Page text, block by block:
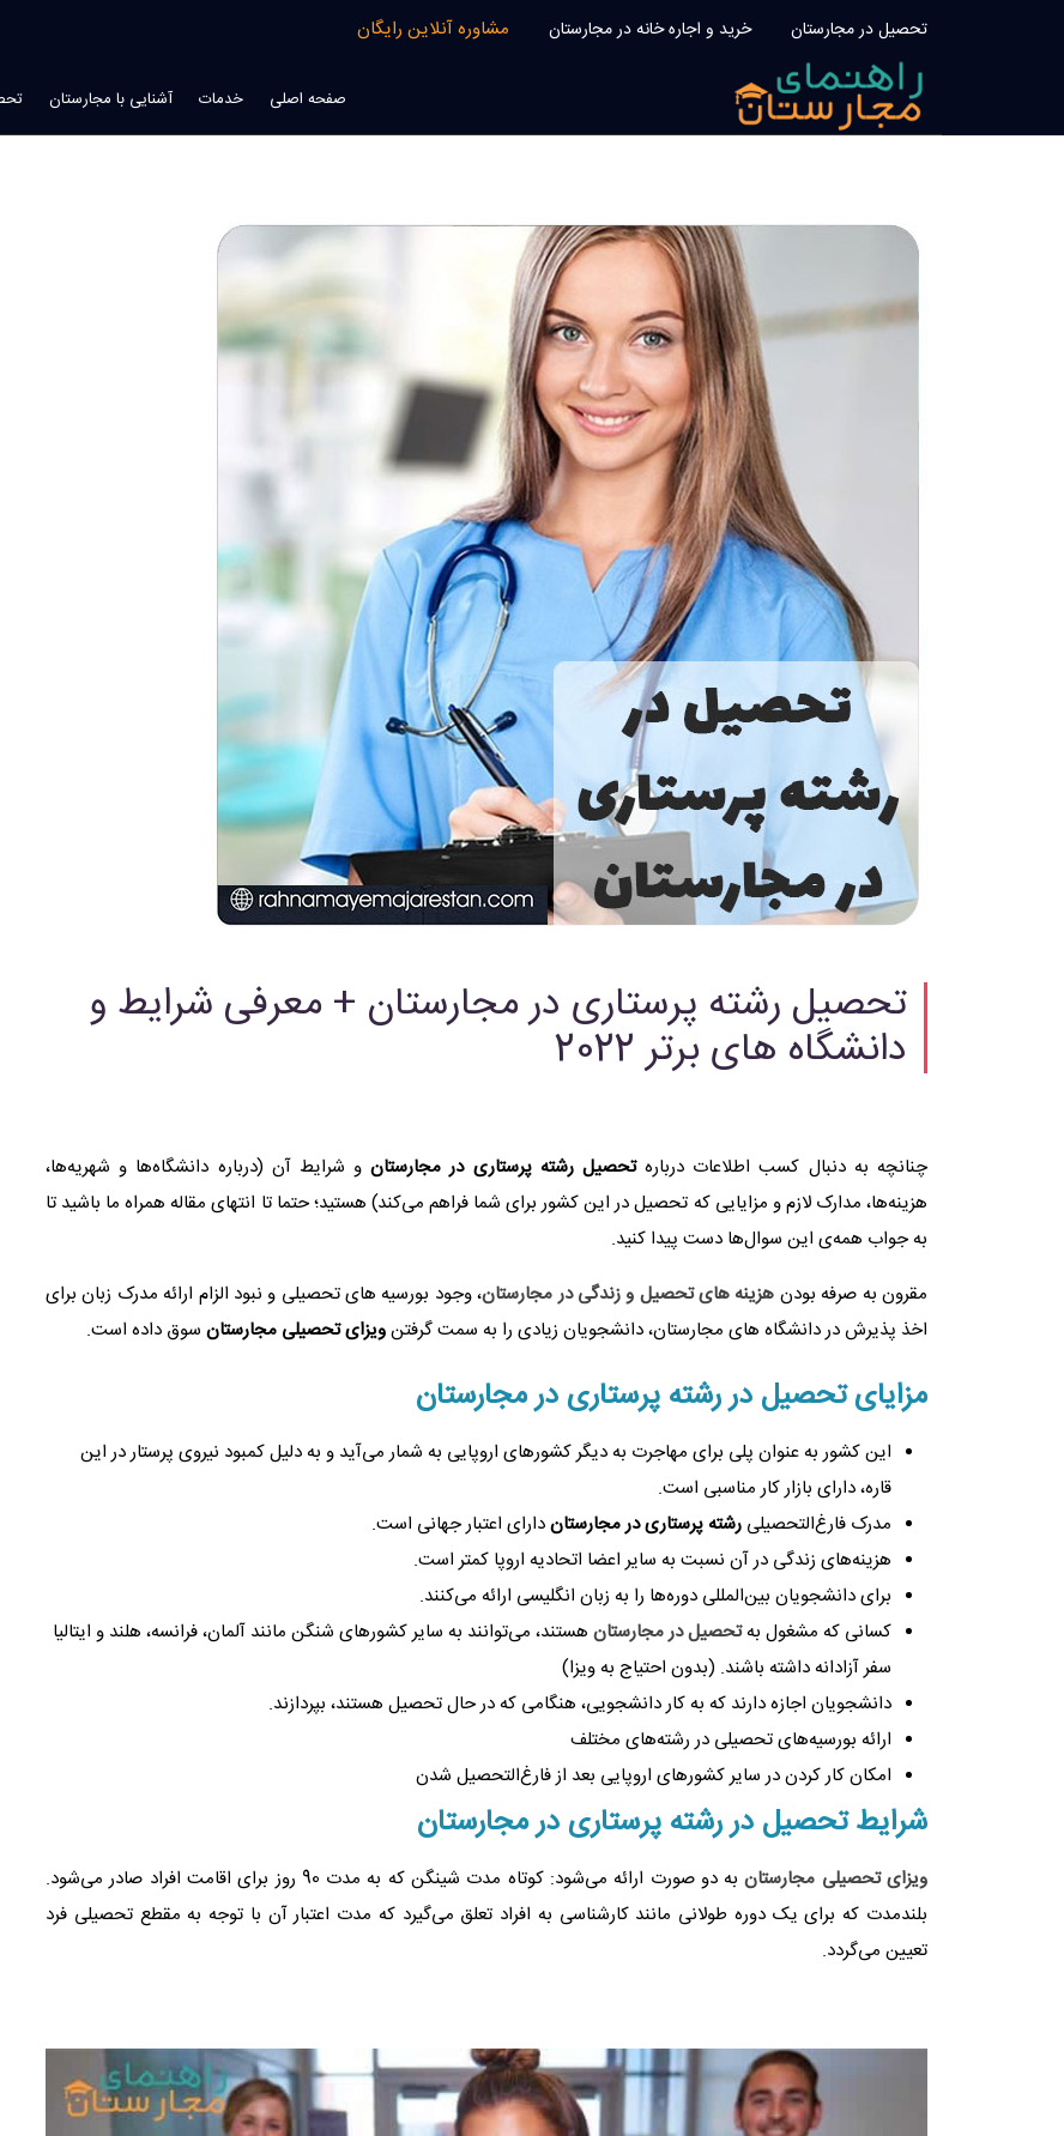
تحصیل در مجارستان خرید و اجاره خانه در مجارستان مشاوره آنلاین رایگان
صفحه اصلی خدمات آشنایی با مجارستان
تحصیل رشته پرستاری در مجارستان + معرفی شرایط و
دانشگاه های برتر 2022
چنانچه به دنبال کسب اطلاعات دربارهتحصیلرشته پرستاری در مجارستانو شرایط آن (درباره دانشگاه‌ها و شهریه‌ها،
هزینه‌ها، مدارک لازم و مزایایی که تحصیل در این کشور برای شما فراهم می‌کند) هستید؛ حتما تا انتهای مقاله همراه ما باشید تا
به جواب همه‌ی این سوال‌ها دست پیدا کنید.
مقرون به صرفه بودن هزینه های تحصیل و زندگی در مجارستان، وجود بورسیه های تحصیلی و نبود الزام ارائه مدرک زبان برای
اخذ پذیرش در دانشگاه های مجارستان، دانشجویان زیادی را به سمت گرفتنویزای تحصیلی مجارستان سوق داده است.
مزایای تحصیل در رشته پرستاری در مجارستان
این کشور به عنوان پلی برای مهاجرت به دیگر کشورهای اروپایی به شمار می‌آید و به دلیل کمبود نیروی پرستار در این
قاره، دارای بازار کار مناسبی است.
مدرک فارغ‌التحصیلی رشته پرستاری در مجارستاندارای اعتبار جهانی است.
هزینه‌های زندگی در آن نسبت به سایر اعضا اتحادیه اروپا کمتر است.
برای دانشجویان بین‌المللی دوره‌ها را به زبان انگلیسی ارائه می‌کنند.
کسانی که مشغول بهتحصیل در مجارستان هستند، می‌توانند به سایر کشورهای شنگن مانند آلمان، فرانسه، هلند و ایتالیا
سفر آزادانه داشته باشند. (بدون احتیاج به ویزا)
دانشجویان اجازه دارند که به کار دانشجویی، هنگامی که در حال تحصیل هستند، بپردازند.
ارائه بورسیه‌های تحصیلی در رشته‌های مختلف
امکان کار کردن در سایر کشورهای اروپایی بعد از فارغ‌التحصیل شدن
شرایط تحصیل در رشته پرستاری در مجارستان
ویزای تحصیلی مجارستان
به دو صورت ارائه می‌شود: کوتاه مدت شینگن که به مدت 90 روز برای اقامت افراد صادر می‌شود.
بلندمدت که برای یک دوره طولانی مانند کارشناسی به افراد تعلق می‌گیرد که مدت اعتبار آن با توجه به مقطع تحصیلی فرد
تعیین می‌گردد.